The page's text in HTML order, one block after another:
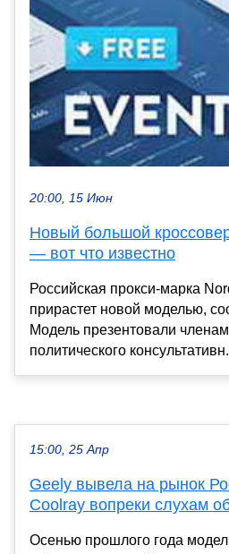
20:00, 15 Июн
Новый большой
— вот что известно
Российская прокси-марка
прирастет новой моделью,
Модель презентовали
политического
15:00, 25 Апр
Geely вывела на рынок
Coolray вопреки слухам
Осенью прошлого года